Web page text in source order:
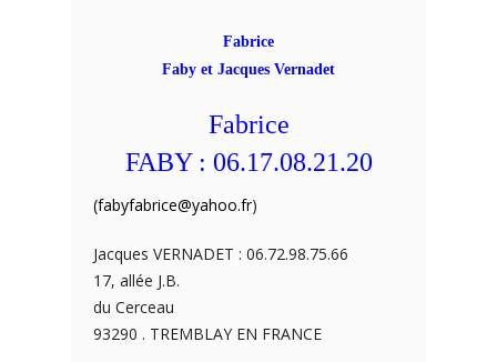
Fabrice
Faby et Jacques Vernadet
Fabrice
FABY : 06.17.08.21.20
(fabyfabrice@yahoo.fr)
Jacques VERNADET : 06.72.98.75.66
17, allée J.B.
du Cerceau
93290 . TREMBLAY EN FRANCE